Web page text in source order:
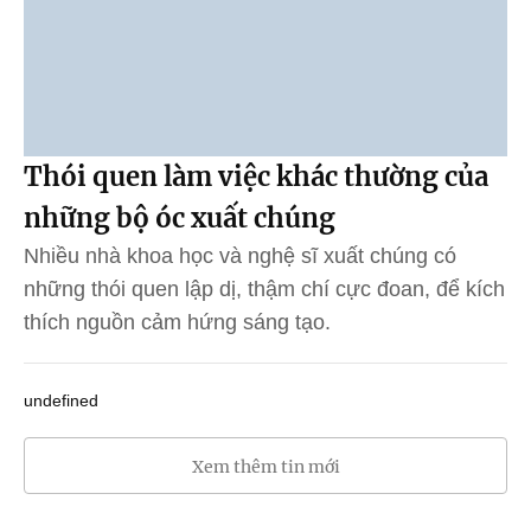
Thói quen làm việc khác thường của
những bộ óc xuất chúng
Nhiều nhà khoa học và nghệ sĩ xuất chúng có
những thói quen lập dị, thậm chí cực đoan, để kích
thích nguồn cảm hứng sáng tạo.
undefined
Xem thêm tin mới